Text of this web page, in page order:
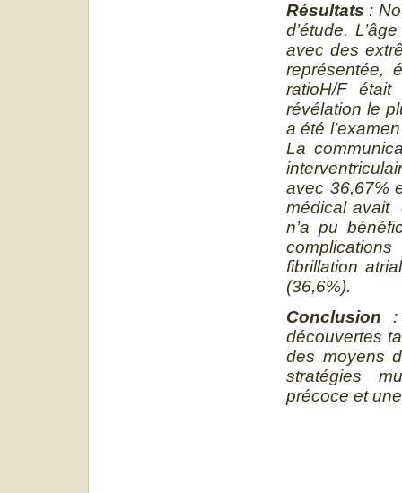
Résultats :
d’étude.
avec des
représentée,
ratioH/F
révélation le
a été
La
avec 36,67%
médical avait
n’a pu
fibrillation
(36,6%).
Conclusion :
découvertes
des moyens
stratégies
précoce et